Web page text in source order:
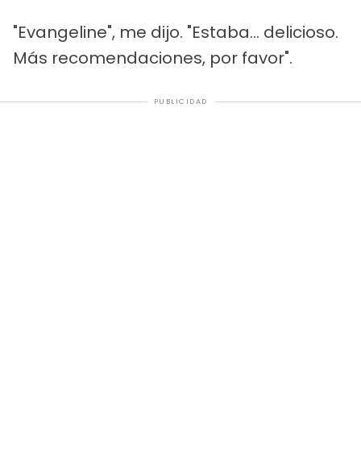
"Evangeline", me dijo. "Estaba... delicioso.
Más recomendaciones, por favor".
PUBLICIDAD